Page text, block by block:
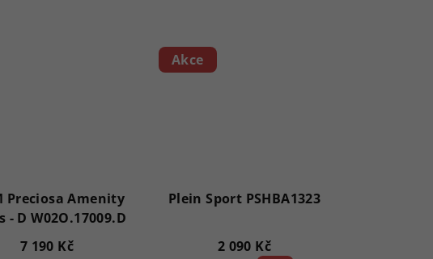
Preciosa Amenity
- D W02O.17009.D
7 190 Kč
Akce
Plein Sport PSHBA1323
2 090 Kč